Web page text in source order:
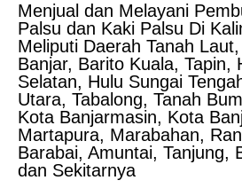
Menjual dan Melayani
Palsu dan Kaki Palsu Di
Meliputi Daerah Tanah
Banjar, Barito Kuala, Tapin,
Selatan, Hulu Sungai
Utara, Tabalong, Tanah
Kota Banjarmasin, Kota
Martapura, Marabahan,
Barabai, Amuntai, Tanjung,
dan Sekitarnya